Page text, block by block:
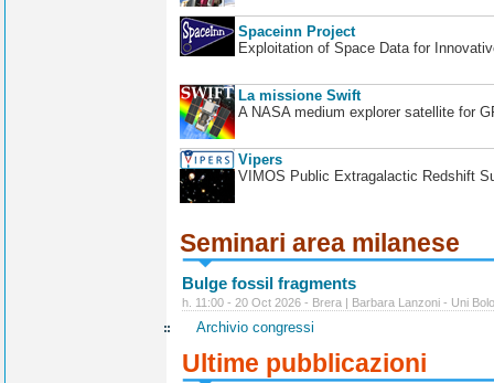
Spaceinn Project
Exploitation of Space Data for
La missione Swift
A NASA medium explorer satellite for
Vipers
VIMOS Public Extragalactic Redshift
Seminari area milanese
Bulge fossil fragments
h. 11:00 - 20 Oct 2026 - Brera | Barbara Lanzoni - Uni
Archivio congressi
Ultime pubblicazioni